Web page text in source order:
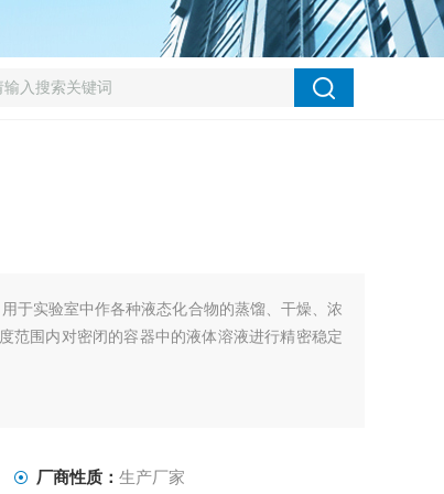
于实验室中作各种液态化合物的蒸馏、干燥、浓
范围内对密闭的容器中的液体溶液进行精密稳定
厂商性质： 生产厂家